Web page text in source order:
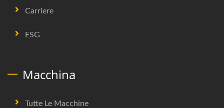
Carriere
ESG
Macchina
Tutte Le Macchine